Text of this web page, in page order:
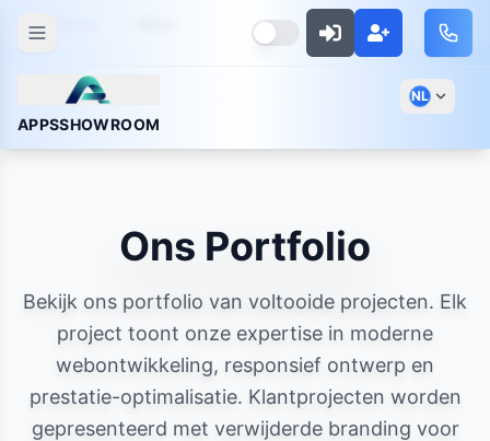
APPSSHOWROOM
NL
Ons Portfolio
Bekijk ons portfolio van voltooide projecten. Elk
project toont onze expertise in moderne
webontwikkeling, responsief ontwerp en
prestatie-optimalisatie. Klantprojecten worden
gepresenteerd met verwijderde branding voor